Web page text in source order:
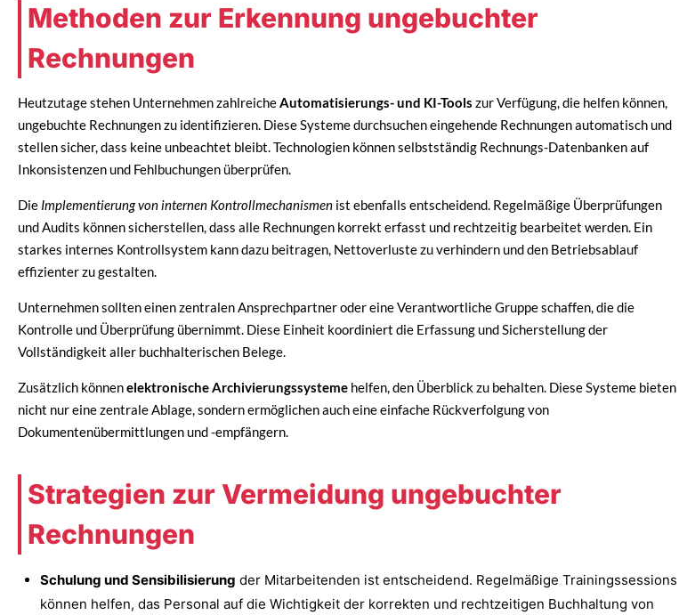
Methoden zur Erkennung ungebuchter
Rechnungen
Heutzutage stehen Unternehmen zahlreicheAutomatisierungs- und KI-Tools zur Verfügung, die helfen können,
ungebuchte Rechnungen zu identifizieren. Diese Systeme durchsuchen eingehende Rechnungen automatisch und
stellen sicher, dass keine unbeachtet bleibt. Technologien können selbstständig Rechnungs-Datenbanken auf
Inkonsistenzen und Fehlbuchungen überprüfen.
Die Implementierung von internen Kontrollmechanismen ist ebenfalls entscheidend. Regelmäßige Überprüfungen
und Audits können sicherstellen, dass alle Rechnungen korrekt erfasst und rechtzeitig bearbeitet werden. Ein
starkes internes Kontrollsystem kann dazu beitragen, Nettoverluste zu verhindern und den Betriebsablauf
effizienter zu gestalten.
Unternehmen sollten einen zentralen Ansprechpartner oder eine Verantwortliche Gruppe schaffen, die die
Kontrolle und Überprüfung übernimmt. Diese Einheit koordiniert die Erfassung und Sicherstellung der
Vollständigkeit aller buchhalterischen Belege.
Zusätzlich könnenelektronische Archivierungssysteme helfen, den Überblick zu behalten. Diese Systeme bieten
nicht nur eine zentrale Ablage, sondern ermöglichen auch eine einfache Rückverfolgung von
Dokumentenübermittlungen und -empfängern.
Strategien zur Vermeidung ungebuchter
Rechnungen
Schulung und Sensibilisierung der Mitarbeitenden ist entscheidend. Regelmäßige Trainingssessions
können helfen, das Personal auf die Wichtigkeit der korrekten und rechtzeitigen Buchhaltung von